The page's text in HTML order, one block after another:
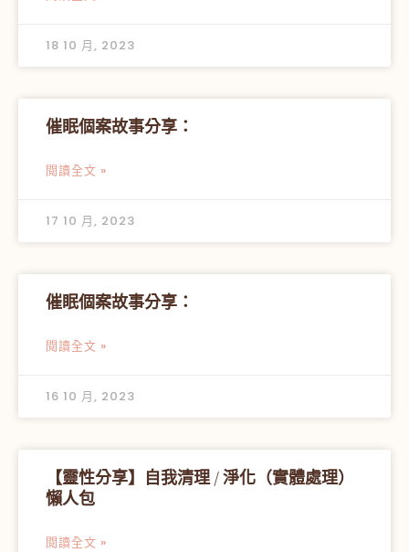
18 10 月, 2023
催眠個案故事分享：
閱讀全文 »
17 10 月, 2023
催眠個案故事分享：
閱讀全文 »
16 10 月, 2023
【靈性分享】自我清理 / 淨化（實體處理）
懶人包
閱讀全文 »